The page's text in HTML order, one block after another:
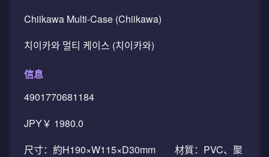
Chiikawa Multi-Case (Chiikawa)
치이카와 멀티 케이스 (치이카와)
信息
4901770681184
JPY￥ 1980.0
尺寸：約H190×W115×D30mm 材質：PVC、聚